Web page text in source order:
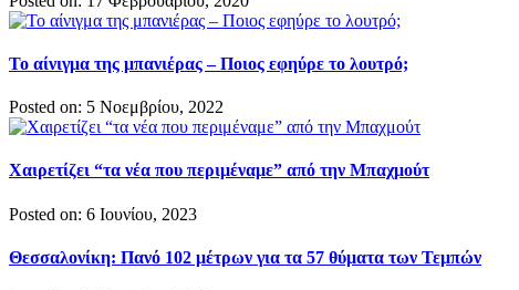
Το αίνιγμα της μπανιέρας – Ποιος εφηύρε το λουτρό;
Posted on: 5 Νοεμβρίου, 2022
Χαιρετίζει “τα νέα που περιμέναμε” από την Μπαχμούτ
Posted on: 6 Ιουνίου, 2023
Θεσσαλονίκη: Πανό 102 μέτρων για τα 57 θύματα των Τεμπών